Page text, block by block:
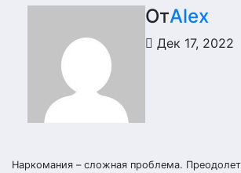
ОтAlex
Дек 17, 2022
Наркомания – сложная проблема.